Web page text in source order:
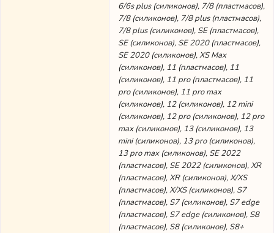
6/6s plus (силиконов), 7/8 (пластмасов),
7/8 (силиконов), 7/8 plus (пластмасов),
7/8 plus (силиконов), SE (пластмасов),
SE (силиконов), SE 2020 (пластмасов),
SE 2020 (силиконов), XS Max
(силиконов), 11 (пластмасов), 11
(силиконов), 11 pro (пластмасов), 11
pro (силиконов), 11 pro max
(силиконов), 12 (силиконов), 12 mini
(силиконов), 12 pro (силиконов), 12 pro
max (силиконов), 13 (силиконов), 13
mini (силиконов), 13 pro (силиконов),
13 pro max (силиконов), SE 2022
(пластмасов), SE 2022 (силиконов), XR
(пластмасов), XR (силиконов), X/XS
(пластмасов), X/XS (силиконов), S7
(пластмасов), S7 (силиконов), S7 edge
(пластмасов), S7 edge (силиконов), S8
(пластмасов), S8 (силиконов), S8+